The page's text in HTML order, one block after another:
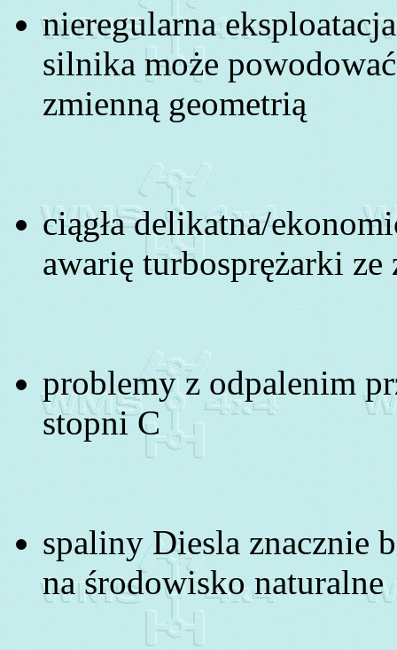
nieregularna
silnika może
zmienną geometrią
ciągła delikatna/
awarię turbosprężarki ze
problemy z odpalenim
stopni C
spaliny Diesla znacznie
na środowisko naturalne